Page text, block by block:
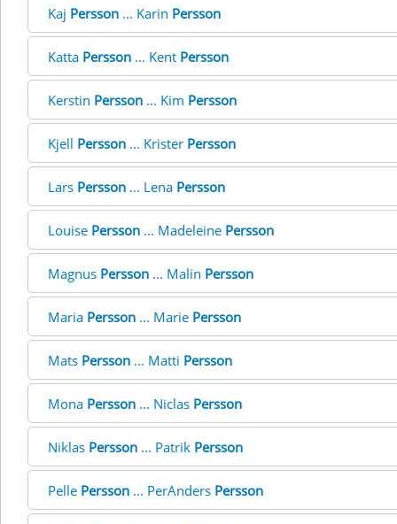
Kaj Persson ... Karin Persson
Katta Persson ... Kent Persson
Kerstin Persson ... Kim Persson
Kjell Persson ... Krister Persson
Lars Persson ... Lena Persson
Louise Persson ... Madeleine Persson
Magnus Persson ... Malin Persson
Maria Persson ... Marie Persson
Mats Persson ... Matti Persson
Mona Persson ... Niclas Persson
Niklas Persson ... Patrik Persson
Pelle Persson ... PerAnders Persson